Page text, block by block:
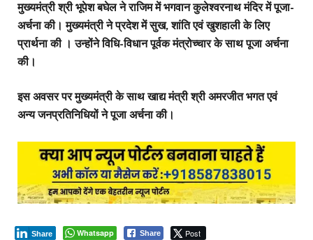
मुख्यमंत्री श्री भूपेश बघेल ने राजिम में भगवान कुलेश्वरनाथ मंदिर में पूजा-
अर्चना की। मुख्यमंत्री ने प्रदेश में सुख, शांति एवं खुशहाली के लिए
प्रार्थना की । उन्होंने विधि-विधान पूर्वक मंत्रोच्चार के साथ पूजा अर्चना
की।
इस अवसर पर मुख्यमंत्री के साथ खाद्य मंत्री श्री अमरजीत भगत एवं
अन्य जनप्रतिनिधियों ने पूजा अर्चना की।
Whatsapp Share Post
Share